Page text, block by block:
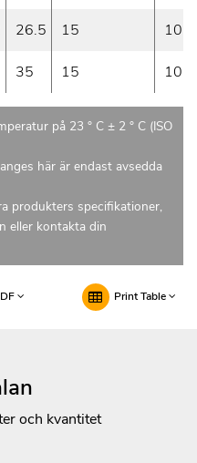
26.5 15 10
35 15 10
på 23 ° C ± 2 ° C (ISO
här är endast avsedda
produkters specifikationer,
eller kontakta din
Print Table
och kvantitet